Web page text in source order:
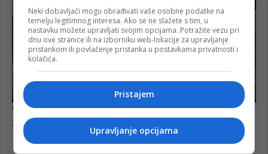
Neki dobavljači mogu obrađivati vaše osobne podatke na
temelju legitimnog interesa. Ako se ne slažete s tim, u
nastavku možete upravljati svojim opcijama. Potražite vezu pri
dnu ove stranice ili na izborniku web-lokacije za upravljanje
pristankom ili povlačenje pristanka u postavkama privatnosti i
kolačića.
Pristajem
Upravljanje opcijama